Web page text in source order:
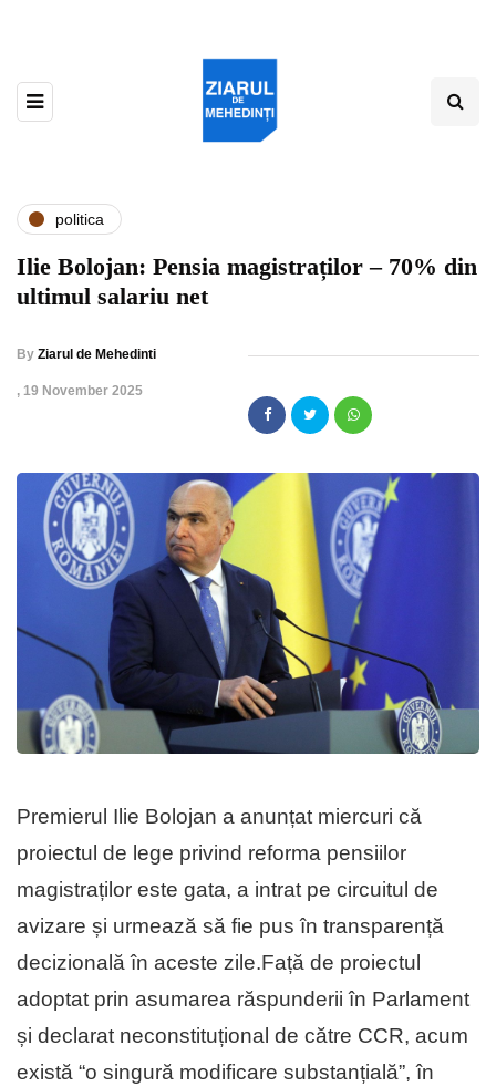
politica
Ilie Bolojan: Pensia magistraților – 70% din
ultimul salariu net
By Ziarul de Mehedinti
, 19 November 2025
Premierul Ilie Bolojan a anunțat miercuri că
proiectul de lege privind reforma pensiilor
magistraților este gata, a intrat pe circuitul de
avizare și urmează să fie pus în transparență
decizională în aceste zile.Față de proiectul
adoptat prin asumarea răspunderii în Parlament
și declarat neconstituțional de către CCR, acum
există “o singură modificare substanțială”, în